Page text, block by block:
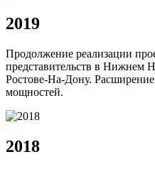
2019
Продолжение реализации
представительств в Нижнем
Ростове-На-Дону.
мощностей.
2018